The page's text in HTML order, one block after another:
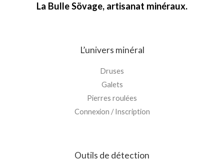
La Bulle Sövage, artisanat minéraux.
L’univers minéral
Druses
Galets
Pierres roulées
Connexion / Inscription
Outils de détection